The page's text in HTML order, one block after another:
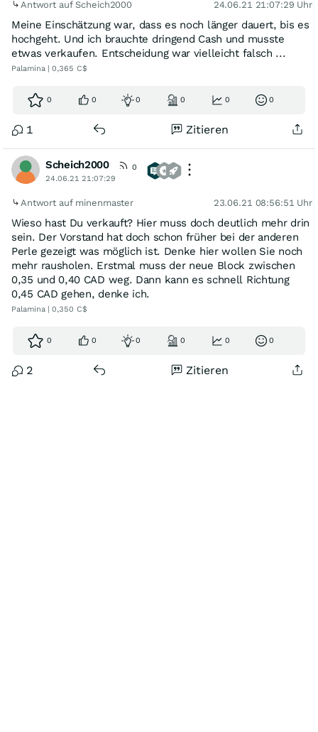
Antwort auf Scheich2000 24.06.21 21:07:29 Uhr
Meine Einschätzung war, dass es noch länger dauert, bis es
hochgeht. Und ich brauchte dringend Cash und musste
etwas verkaufen. Entscheidung war vielleicht falsch ...
Palamina | 0,365 C$
0 0 0 0 0 0
1 Zitieren
Scheich2000
0
24.06.21 21:07:29
Antwort auf minenmaster 23.06.21 08:56:51 Uhr
Wieso hast Du verkauft? Hier muss doch deutlich mehr drin
sein. Der Vorstand hat doch schon früher bei der anderen
Perle gezeigt was möglich ist. Denke hier wollen Sie noch
mehr rausholen. Erstmal muss der neue Block zwischen
0,35 und 0,40 CAD weg. Dann kann es schnell Richtung
0,45 CAD gehen, denke ich.
Palamina | 0,350 C$
0 0 0 0 0 0
2 Zitieren